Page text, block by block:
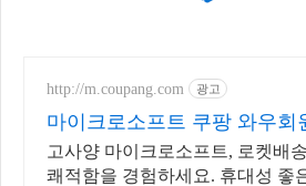
http://m.coupang.com 광고
마이크로소프트 쿠팡 와우회
송
고사양 마이크로소프트, 로켓배
쾌적함을 경험하세요. 휴대성 좋